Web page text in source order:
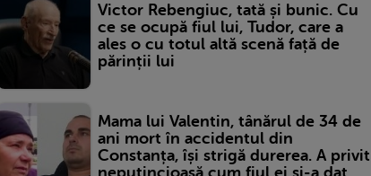
Victor Rebengiuc, tată și bunic. Cu
ce se ocupă fiul lui, Tudor, care a
ales o cu totul altă scenă față de
părinții lui
Mama lui Valentin, tânărul de 34 de
ani mort în accidentul din
Constanța, își strigă durerea. A privit
neputincioasă cum fiul ei și-a dat